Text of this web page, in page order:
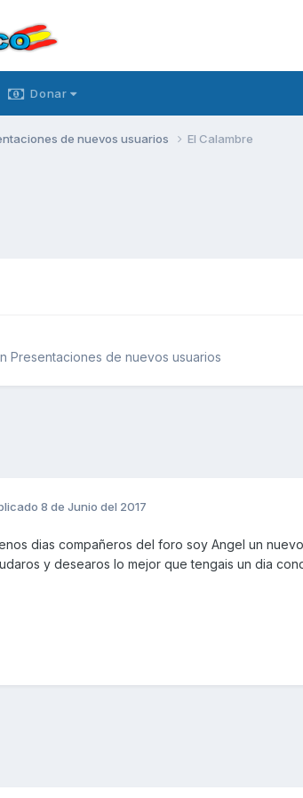
Donar
de nuevos usuarios El Calambre
Presentaciones de nuevos usuarios
8 de Junio del 2017
dias compañeros del foro soy Angel un
y desearos lo mejor que tengais un dia